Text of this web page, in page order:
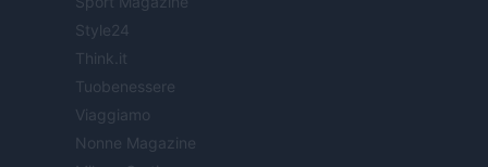
Style24
Think.it
Tuobenessere
Viaggiamo
Nonne Magazine